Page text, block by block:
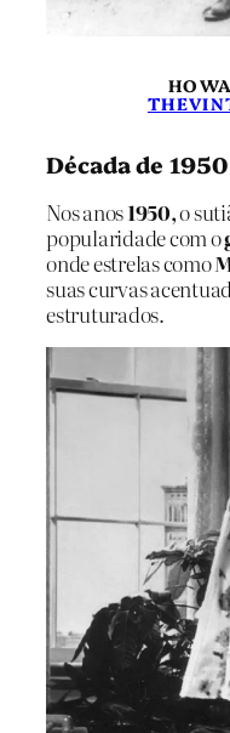
Década de 1950
Nos anos1950,o
popularidade com o
onde estrelas como
suas curvas
estruturados.